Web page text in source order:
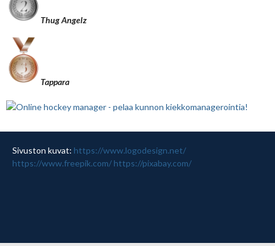
Thug Angelz
Tappara
Sivuston kuvat: https://www.logodesign.net/
https://www.freepik.com/ https://pixabay.com/